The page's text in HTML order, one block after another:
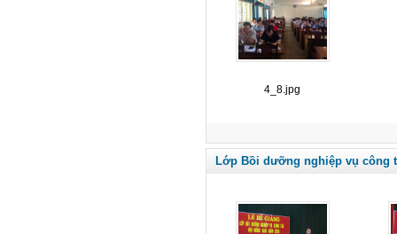
4_8.jpg
Lớp Bồi dưỡng nghiệp vụ công